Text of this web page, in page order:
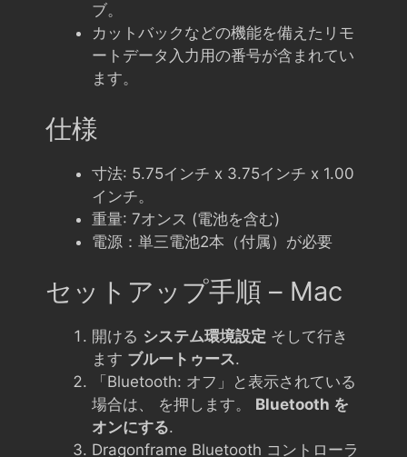
ブ。
カットバックなどの機能を備えたリモ
ートデータ入力用の番号が含まれてい
ます。
仕様
寸法: 5.75インチ x 3.75インチ x 1.00
インチ。
重量: 7オンス (電池を含む)
電源：単三電池2本（付属）が必要
セットアップ手順 – Mac
開ける システム環境設定 そして行き
ます ブルートゥース.
「Bluetooth: オフ」と表示されている
場合は、 を押します。 Bluetooth を
オンにする.
Dragonframe Bluetooth コントローラ